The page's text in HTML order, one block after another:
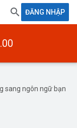
ĐĂNG NHẬP
sang ngôn ngữ bạn